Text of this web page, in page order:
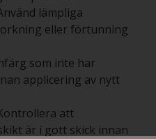
lämpliga
eller förtunning
som inte har
applicering av nytt
att
är i gott skick innan